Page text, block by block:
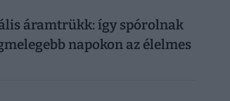
áramtrükk: így spórolnak
napokon az élelmes